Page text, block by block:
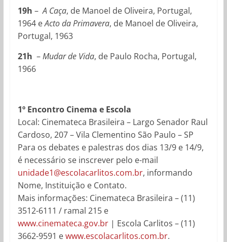
19h –A Caça, de Manoel de Oliveira, Portugal,
1964 eActo da Primavera, de Manoel de Oliveira,
Portugal, 1963
21h –Mudar de Vida, de Paulo Rocha, Portugal,
1966
1º Encontro Cinema e Escola
Local: Cinemateca Brasileira – Largo Senador Raul
Cardoso, 207 – Vila Clementino São Paulo – SP
Para os debates e palestras dos dias 13/9 e 14/9,
é necessário se inscrever pelo e-mail
unidade1@escolacarlitos.com.br, informando
Nome, Instituição e Contato.
Mais informações: Cinemateca Brasileira – (11)
3512-6111 / ramal 215 e
www.cinemateca.gov.br| Escola Carlitos – (11)
3662-9591 ewww.escolacarlitos.com.br.